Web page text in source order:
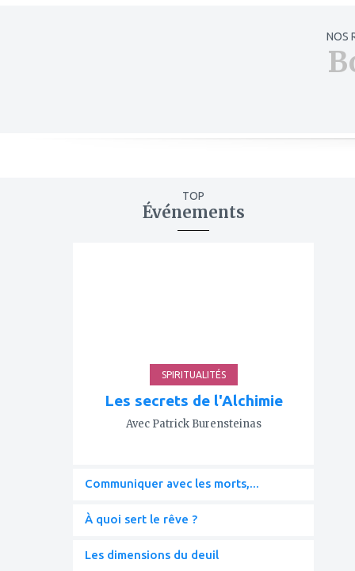
NOS
TOP
Événements
SPIRITUALITÉS
Les secrets de l'Alchimie
Avec Patrick Burensteinas
Communiquer avec les morts,...
À quoi sert le rêve ?
Les dimensions du deuil